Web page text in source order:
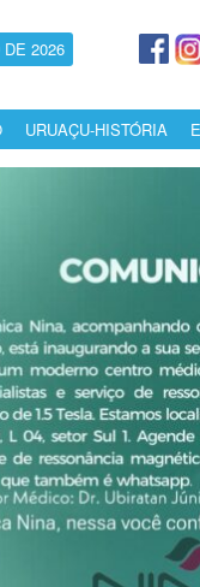
2026
URUAÇU-HISTÓRIA